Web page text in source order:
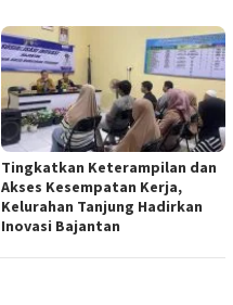
Tingkatkan Keterampilan dan
Akses Kesempatan Kerja,
Kelurahan Tanjung Hadirkan
Inovasi Bajantan